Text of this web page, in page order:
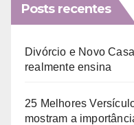
Posts recentes
Divórcio e Novo
realmente ensina
25 Melhores
mostram a